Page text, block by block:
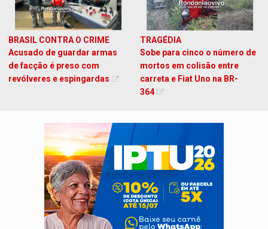
BRASIL CONTRA O CRIME
Acusado de guardar armas
de facção é preso com
revólveres e espingardas
TRAGÉDIA
Sobe para cinco o número de
mortos em colisão entre
carreta e Fiat Uno na BR-
364